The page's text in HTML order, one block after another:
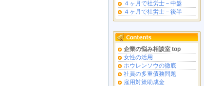
４ヶ月で社労士－中盤
４ヶ月で社労士－後半
企業の悩み相談室 top
女性の活用
ホウレンソウの徹底
社員の多重債務問題
雇用対策助成金